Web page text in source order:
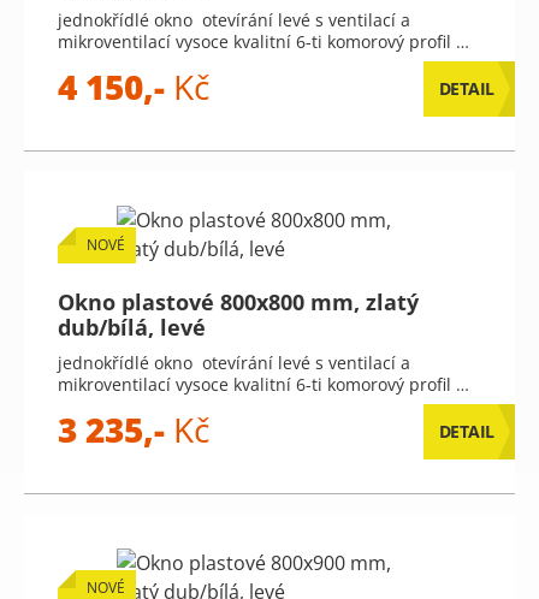
jednokřídlé okno otevírání levé s ventilací a
mikroventilací vysoce kvalitní 6-ti komorový profil …
4 150,- Kč DETAIL
NOVÉ
Okno plastové 800x800 mm, zlatý
dub/bílá, levé
jednokřídlé okno otevírání levé s ventilací a
mikroventilací vysoce kvalitní 6-ti komorový profil …
3 235,- Kč DETAIL
NOVÉ